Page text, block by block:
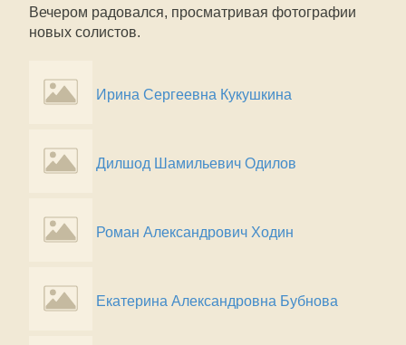
Вечером радовался, просматривая фотографии
новых солистов.
Ирина Сергеевна Кукушкина
Дилшод Шамильевич Одилов
Роман Александрович Ходин
Екатерина Александровна Бубнова